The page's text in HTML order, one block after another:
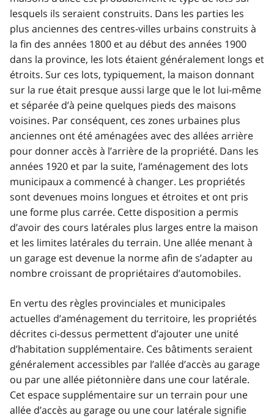
lesquels ils seraient construits. Dans les parties les
plus anciennes des centres-villes urbains construits à
la fin des années 1800 et au début des années 1900
dans la province, les lots étaient généralement longs et
étroits. Sur ces lots, typiquement, la maison donnant
sur la rue était presque aussi large que le lot lui-même
et séparée d’à peine quelques pieds des maisons
voisines. Par conséquent, ces zones urbaines plus
anciennes ont été aménagées avec des allées arrière
pour donner accès à l’arrière de la propriété. Dans les
années 1920 et par la suite, l’aménagement des lots
municipaux a commencé à changer. Les propriétés
sont devenues moins longues et étroites et ont pris
une forme plus carrée. Cette disposition a permis
d’avoir des cours latérales plus larges entre la maison
et les limites latérales du terrain. Une allée menant à
un garage est devenue la norme afin de s’adapter au
nombre croissant de propriétaires d’automobiles.
En vertu des règles provinciales et municipales
actuelles d’aménagement du territoire, les propriétés
décrites ci-dessus permettent d’ajouter une unité
d’habitation supplémentaire. Ces bâtiments seraient
généralement accessibles par l’allée d’accès au garage
ou par une allée piétonnière dans une cour latérale.
Cet espace supplémentaire sur un terrain pour une
allée d’accès au garage ou une cour latérale signifie